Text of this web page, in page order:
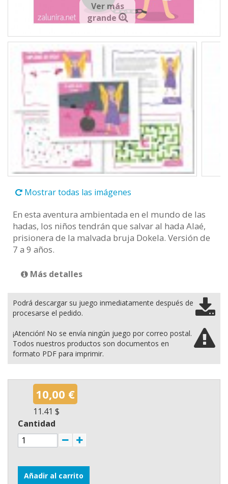
Ver más
grande
Mostrar todas las imágenes
En esta aventura ambientada en el mundo de las
hadas, los niños tendrán que salvar al hada Alaé,
prisionera de la malvada bruja Dokela. Versión de
7 a 9 años.
Más detalles
Podrá descargar su juego inmediatamente después de
procesarse el pedido.
¡Atención! No se envía ningún juego por correo postal.
Todos nuestros productos son documentos en
formato PDF para imprimir.
10,00 €
11.41 $
Cantidad
Añadir al carrito